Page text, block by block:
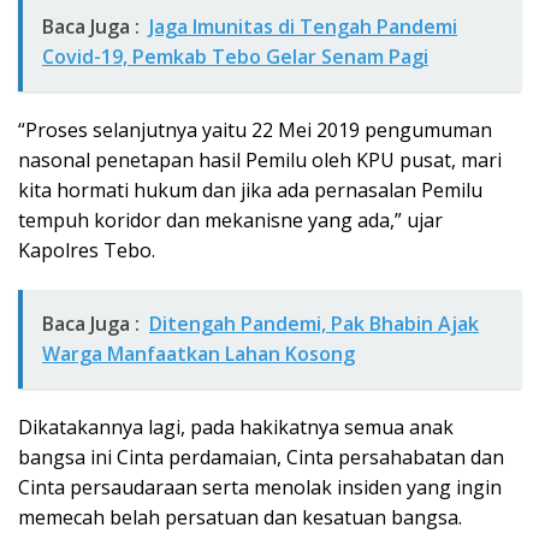
Baca Juga : Jaga Imunitas di Tengah Pandemi
Covid-19, Pemkab Tebo Gelar Senam Pagi
“Proses selanjutnya yaitu 22 Mei 2019 pengumuman
nasonal penetapan hasil Pemilu oleh KPU pusat, mari
kita hormati hukum dan jika ada pernasalan Pemilu
tempuh koridor dan mekanisne yang ada,” ujar
Kapolres Tebo.
Baca Juga : Ditengah Pandemi, Pak Bhabin Ajak
Warga Manfaatkan Lahan Kosong
Dikatakannya lagi, pada hakikatnya semua anak
bangsa ini Cinta perdamaian, Cinta persahabatan dan
Cinta persaudaraan serta menolak insiden yang ingin
memecah belah persatuan dan kesatuan bangsa.